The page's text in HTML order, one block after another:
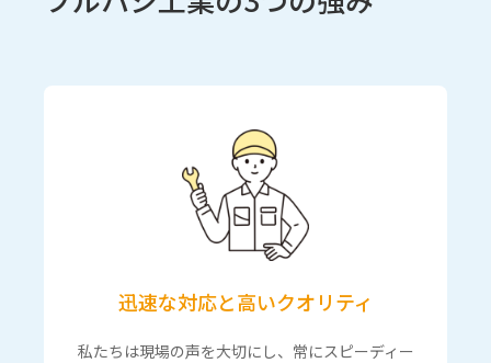
迅速な対応と高いクオリティ
私たちは現場の声を大切にし、常にスピーディー